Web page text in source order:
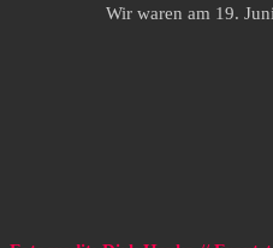
Wir waren am 19.